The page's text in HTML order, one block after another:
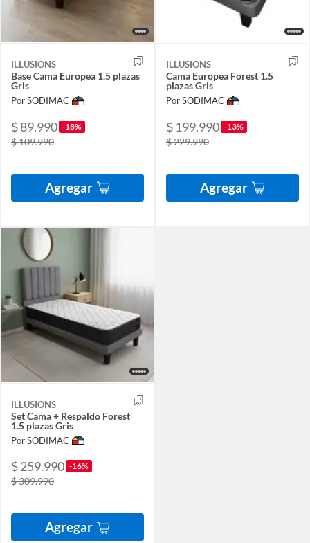
ILLUSIONS
Base Cama Europea 1.5 plazas
Gris
Por SODIMAC
$ 89.990 -18%
$ 109.990
Agregar
ILLUSIONS
Cama Europea Forest 1.5
plazas Gris
Por SODIMAC
$ 199.990 -13%
$ 229.990
Agregar
ILLUSIONS
Set Cama + Respaldo Forest
1.5 plazas Gris
Por SODIMAC
$ 259.990 -16%
$ 309.990
Agregar